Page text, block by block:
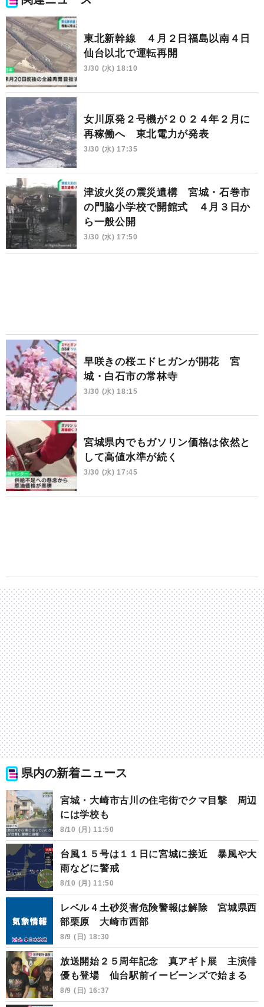
東北新幹線 ４月２日福島以南４日
仙台以北で運転再開
3/30 (水) 18:10
女川原発２号機が２０２４年２月に
再稼働へ 東北電力が発表
3/30 (水) 17:35
津波火災の震災遺構 宮城・石巻市
の門脇小学校で開館式 ４月３日か
ら一般公開
3/30 (水) 17:50
早咲きの桜エドヒガンが開花 宮
城・白石市の常林寺
3/30 (水) 18:15
宮城県内でもガソリン価格は依然と
して高値水準が続く
3/30 (水) 17:45
県内の新着ニュース
宮城・大崎市古川の住宅街でクマ目撃 周辺
には学校も
8/10 (月) 11:50
台風１５号は１１日に宮城に接近 暴風や大
雨などに警戒
8/10 (月) 11:50
レベル４土砂災害危険警報は解除 宮城県西
部栗原 大崎市西部
8/9 (日) 18:30
放送開始２５周年記念 真アギト展 主演俳
優も登場 仙台駅前イービーンズで始まる
8/9 (日) 16:37